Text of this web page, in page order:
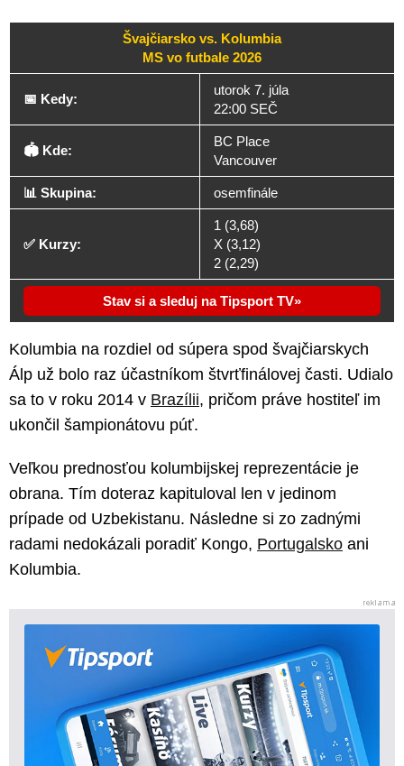
Švajčiarsko vs. Kolumbia
MS vo futbale 2026
📅 Kedy:
utorok 7. júla
22:00 SEČ
🏟️ Kde:
BC Place
Vancouver
📊 Skupina: osemfinále
✅ Kurzy:
1 (3,68)
X (3,12)
2 (2,29)
Stav si a sleduj na Tipsport TV
Kolumbia na rozdiel od súpera spod švajčiarskych
Álp už bolo raz účastníkom štvrťfinálovej časti. Udialo
sa to v roku 2014 v Brazílii, pričom práve hostiteľ im
ukončil šampionátovu púť.
Veľkou prednosťou kolumbijskej reprezentácie je
obrana. Tím doteraz kapituloval len v jedinom
prípade od Uzbekistanu. Následne si zo zadnými
radami nedokázali poradiť Kongo, Portugalsko ani
Kolumbia.